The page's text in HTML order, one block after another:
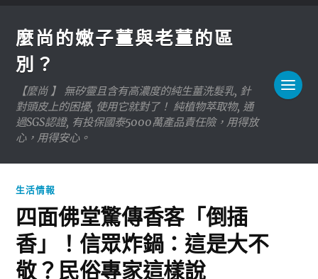
麼尚的嫩子薑與老薑的區
別？
【麼尚 】 無矽靈且含有高濃度的純生薑洗髮乳, 針
對頭皮上的困擾, 使用它就對了！ 純植物萃取物, 通
過SGS認證, 有投保國泰5000萬產品責任險，用得放
心，用得安心。
生活情報
四面佛堂驚傳香客「倒插
香」！信眾炸鍋：這是大不
敬？民俗專家這樣說